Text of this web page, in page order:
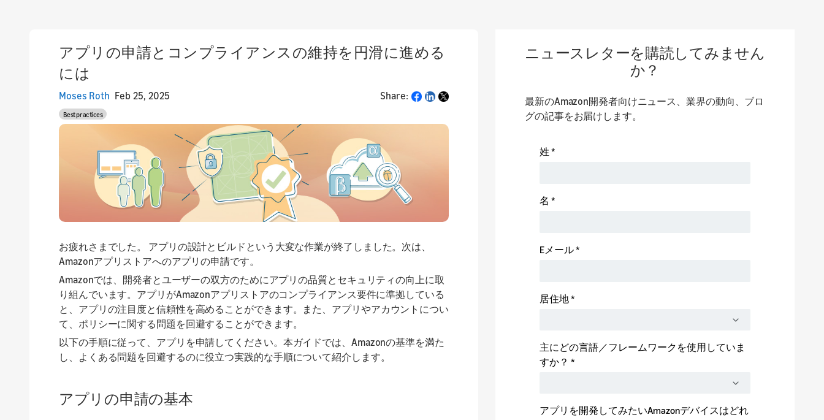
アプリの申請とコンプライアンスの維持を円滑に進める
には
Moses Roth Feb 25, 2025 Share: Share
Best practices
お疲れさまでした。 アプリの設計とビルドという大変な作業が終了しました。次は、
Amazonアプリストアへのアプリの申請です。
Amazonでは、開発者とユーザーの双方のためにアプリの品質とセキュリティの向上に取
り組んでいます。アプリがAmazonアプリストアのコンプライアンス要件に準拠している
と、アプリの注目度と信頼性を高めることができます。また、アプリやアカウントについ
て、ポリシーに関する問題を回避することができます。
以下の手順に従って、アプリを申請してください。本ガイドでは、Amazonの基準を満た
し、よくある問題を回避するのに役立つ実践的な手順について紹介します。
アプリの申請の基本
ニュースレターを購読してみません
か？
最新のAmazon開発者向けニュース、業界の動向、ブロ
グの記事をお届けします。